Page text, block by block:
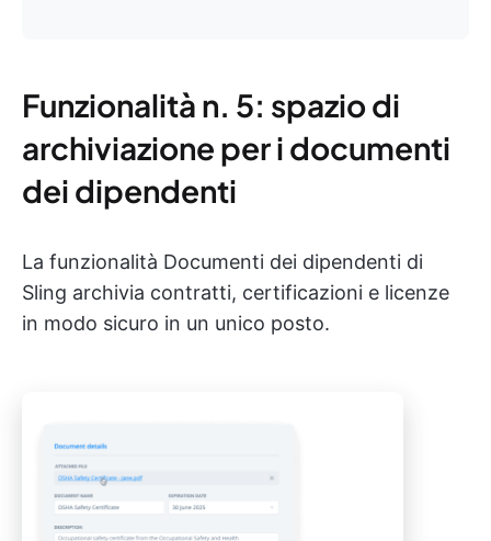
Funzionalità n. 5: spazio di
archiviazione per i documenti
dei dipendenti
La funzionalità Documenti dei dipendenti di
Sling archivia contratti, certificazioni e licenze
in modo sicuro in un unico posto.